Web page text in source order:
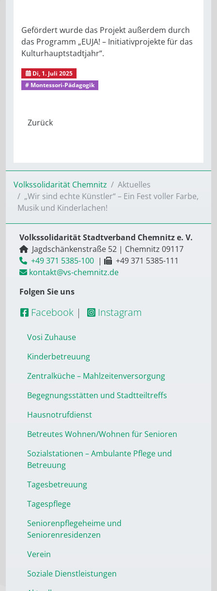
Gefördert wurde das Projekt außerdem durch
das Programm „EUJA! – Initiativprojekte für das
Kulturhauptstadtjahr“.
Di, 1. Juli 2025
# Montessori-Pädagogik
Volkssolidarität Chemnitz
Aktuelles
„Wir sind echte Künstler“ – Ein Fest voller Farbe,
Musik und Kinderlachen!
Volkssolidarität Stadtverband Chemnitz e. V.
Jagdschänkenstraße 52 | Chemnitz 09117
+49 371 5385-100 |
+49 371 5385-111
kontakt@vs-chemnitz.de
Folgen Sie uns
Facebook | Instagram
Vosi Zuhause
Kinderbetreuung
Zentralküche – Mahlzeitenversorgung
Begegnungsstätten und Stadtteiltreffs
Hausnotrufdienst
Betreutes Wohnen/Wohnen für Senioren
Sozialstationen – Ambulante Pflege und
Betreuung
Tagesbetreuung
Tagespflege
Seniorenpflegeheime und
Seniorenresidenzen
Verein
Soziale Dienstleistungen